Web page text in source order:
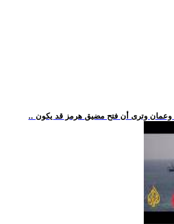
وعمان وترى أن فتح مضيق هرمز قد يكون